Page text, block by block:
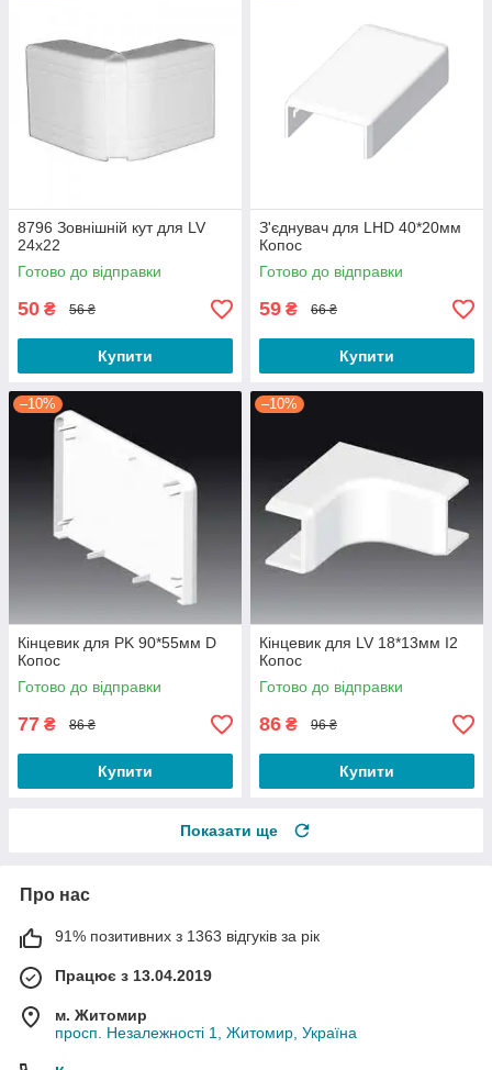
8796 Зовнішній кут для LV
24х22
Готово до відправки
50 ₴ 56 ₴
Купити
З'єднувач для LHD 40*20мм
Копос
Готово до відправки
59 ₴ 66 ₴
Купити
–10%
Кінцевик для PK 90*55мм D
Копос
Готово до відправки
77 ₴ 86 ₴
Купити
–10%
Кінцевик для LV 18*13мм I2
Копос
Готово до відправки
86 ₴ 96 ₴
Купити
Показати ще
Про нас
91% позитивних з 1363 відгуків за рік
Працює з 13.04.2019
м. Житомир
просп. Незалежності 1, Житомир, Україна